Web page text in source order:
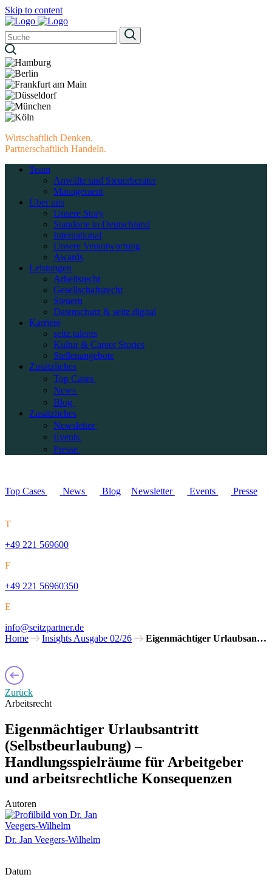
Skip to content
Wirtschaftlich Denken.
Partnerschaftlich Handeln.
Team
Anwälte und Steuerberater
Management
Über uns
Unsere Story
Standorte in Deutschland
International
Unsere Verantwortung
Awards
Leistungen
Arbeitsrecht
Gesellschaftsrecht
Steuern
Datenschutz & seitz.digital
Karriere
seitz.talents
Kultur & Career Stories
Stellenangebote
Zusätzliches
Top Cases
News
Blog
Zusätzliches
Newsletter
Events
Presse
Top Cases News Blog Newsletter Events Presse
T
+49 221 569600
F
+49 221 56960350
E
info@seitzpartner.de
Home
Insights Ausgabe 02/26 Eigenmächtiger Urlaubsan…
Zurück
Arbeitsrecht
Eigenmächtiger Urlaubsantritt
(Selbstbeurlaubung) –
Handlungsspielräume für Arbeitgeber
und arbeitsrechtliche Konsequenzen
Autoren
Dr. Jan Veegers-Wilhelm
Datum